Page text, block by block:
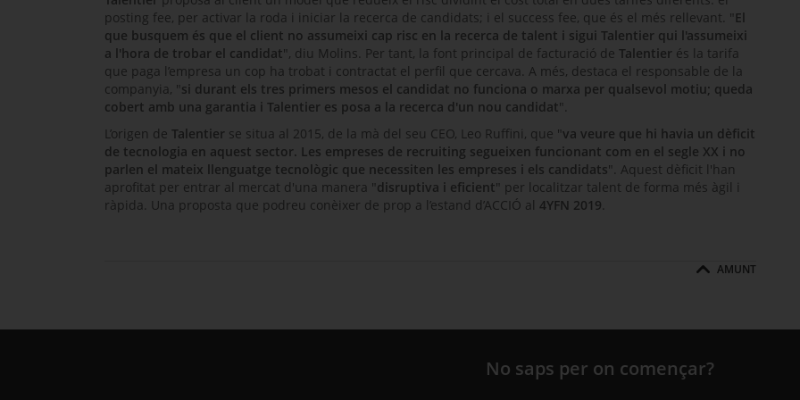
posting fee, per activar la roda i iniciar la recerca de candidats; i el success fee, que és el més rellevant. " El
que busquem és que el client no assumeixi cap risc en la recerca de talent i sigui Talentier qui l'assumeixi
a l'hora de trobar el candidat", diu Molins. Per tant, la font principal de facturació de Talentier és la tarifa
que paga l’empresa un cop ha trobat i contractat el perfil que cercava. A més, destaca el responsable de la
companyia, " si durant els tres primers mesos el candidat no funciona o marxa per qualsevol motiu; queda
cobert amb una garantia i Talentier es posa a la recerca d'un nou candidat".
L’origen de Talentier se situa al 2015, de la mà del seu CEO, Leo Ruffini, que " va veure que hi havia un dèficit
de tecnologia en aquest sector. Les empreses de recruiting segueixen funcionant com en el segle XX i no
parlen el mateix llenguatge tecnològic que necessiten les empreses i els candidats". Aquest dèficit l'han
aprofitat per entrar al mercat d'una manera " disruptiva i eficient" per localitzar talent de forma més àgil i
ràpida. Una proposta que podreu conèixer de prop a l’estand d’ACCIÓ al 4YFN 2019
AMUNT
No saps per on començar?